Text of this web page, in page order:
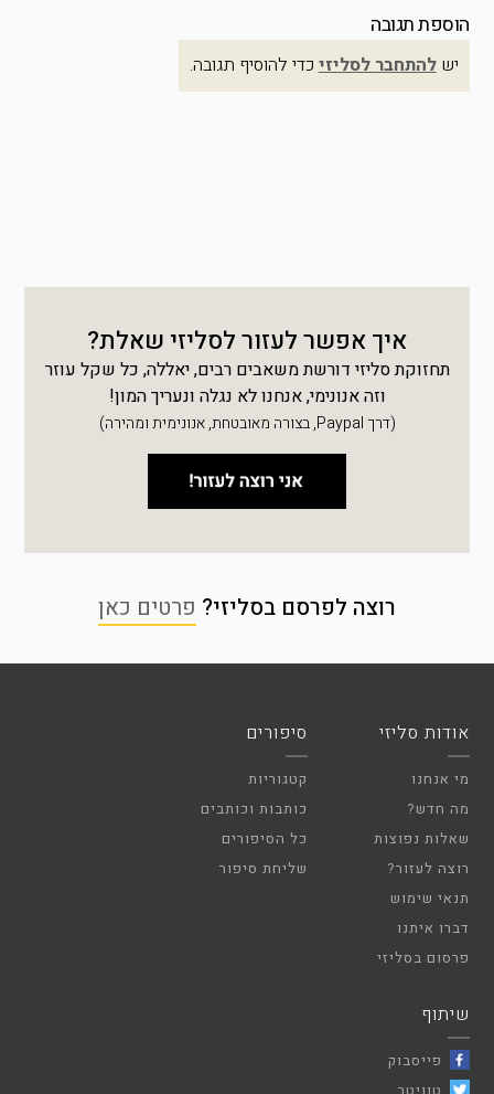
הוספת תגובה
ישלהתחבר לסליזיכדי להוסיף תגובה.
איך אפשר לעזור לסליזי שאלת?
תחזוקת סליזי דורשת משאבים רבים, יאללה, כל שקל עוזר
וזה אנונימי, אנחנו לא נגלה ונעריך המון!
(דרך Paypal, בצורה מאובטחת, אנונימית ומהירה)
רוצה לפרסם בסליזי? פרטים כאן
אודות סליזי
מי אנחנו
מה חדש?
שאלות נפוצות
רוצה לעזור?
תנאי שימוש
דברו איתנו
פרסום בסליזי
סיפורים
קטגוריות
כותבות וכותבים
כל הסיפורים
שליחת סיפור
שיתוף
פייסבוק